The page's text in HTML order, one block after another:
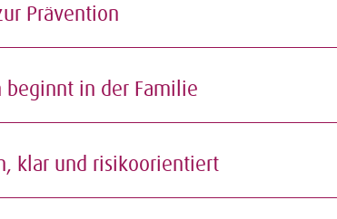
Prävention
beginnt in der Familie
klar und risikoorientiert